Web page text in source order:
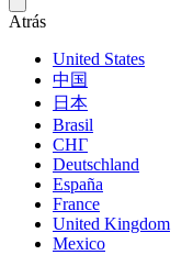
Atrás
United States
中国
日本
Brasil
СНГ
Deutschland
España
France
United Kingdom
Mexico